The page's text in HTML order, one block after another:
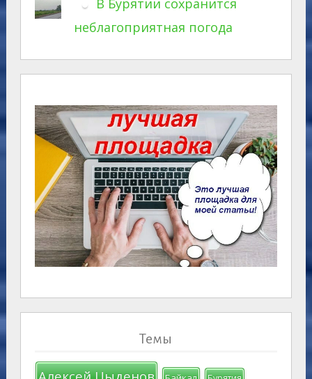
В Бурятии сохранится
неблагоприятная погода
Темы